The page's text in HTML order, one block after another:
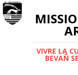
VIVRE LA
BEVAÑ